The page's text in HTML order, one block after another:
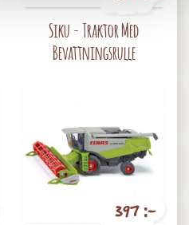
Siku - Traktor Med
Bevattningsrulle
397 :-